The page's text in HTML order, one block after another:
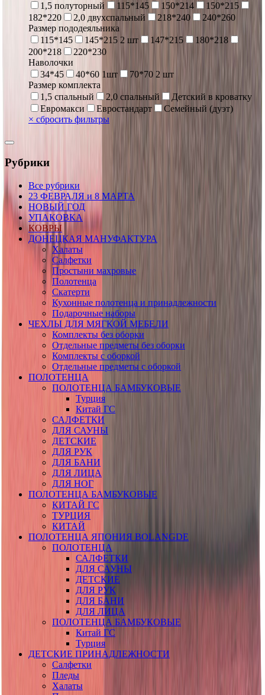
1,5 полуторный
115*145 150*214
150*215
182*220
2,0 двухспальный 218*240
240*260
Размер пододеяльника
115*145
145*215 2 шт 147*215
180*218
200*218
220*230
Наволочки
34*45
40*60 1шт
70*70 2 шт
Размер комплекта
1,5 спальный
2,0 спальный
Детский в кроватку
Евромакси
Евростандарт
Семейный (дуэт)
× сбросить фильтры
Рубрики
Все рубрики
23 ФЕВРАЛЯ и 8 МАРТА
НОВЫЙ ГОД
УПАКОВКА
КОВРЫ
ДОНЕЦКАЯ МАНУФАКТУРА
Халаты
Салфетки
Простыни махровые
Полотенца
Скатерти
Кухонные полотенца и принадлежности
Подарочные наборы
ЧЕХЛЫ ДЛЯ МЯГКОЙ МЕБЕЛИ
Комплекты без оборки
Отдельные предметы без оборки
Комплекты с оборкой
Отдельные предметы с оборкой
ПОЛОТЕНЦА
ПОЛОТЕНЦА БАМБУКОВЫЕ
Турция
Китай ГС
САЛФЕТКИ
ДЛЯ САУНЫ
ДЕТСКИЕ
ДЛЯ РУК
ДЛЯ БАНИ
ДЛЯ ЛИЦА
ДЛЯ НОГ
ПОЛОТЕНЦА БАМБУКОВЫЕ
КИТАЙ ГС
ТУРЦИЯ
КИТАЙ
ПОЛОТЕНЦА ЯПОНИЯ BOLANGDE
ПОЛОТЕНЦА
САЛФЕТКИ
ДЛЯ САУНЫ
ДЕТСКИЕ
ДЛЯ РУК
ДЛЯ БАНИ
ДЛЯ ЛИЦА
ПОЛОТЕНЦА БАМБУКОВЫЕ
Китай ГС
Турция
ДЕТСКИЕ ПРИНАДЛЕЖНОСТИ
Салфетки
Пледы
Халаты